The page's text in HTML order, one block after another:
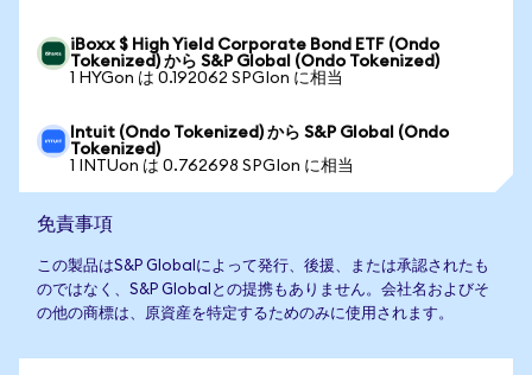
iBoxx $ High Yield Corporate Bond ETF (Ondo
Tokenized) から S&P Global (Ondo Tokenized)
1 HYGon は 0.192062 SPGIon に相当
Intuit (Ondo Tokenized) から S&P Global (Ondo
Tokenized)
1 INTUon は 0.762698 SPGIon に相当
免責事項
この製品はS&P Globalによって発行、後援、または承認されたも
のではなく、S&P Globalとの提携もありません。会社名およびそ
の他の商標は、原資産を特定するためのみに使用されます。